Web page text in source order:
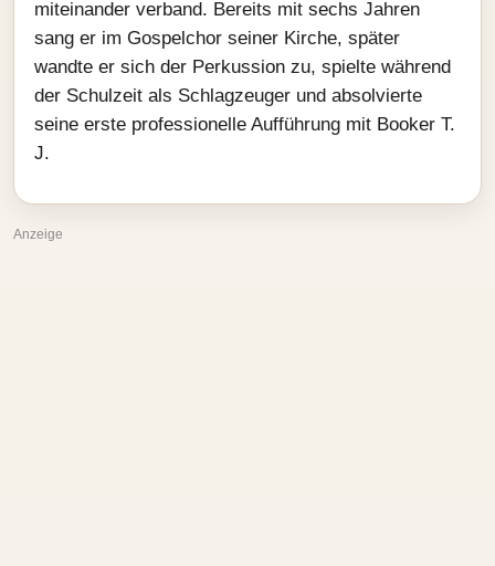
miteinander verband. Bereits mit sechs Jahren
sang er im Gospelchor seiner Kirche, später
wandte er sich der Perkussion zu, spielte während
der Schulzeit als Schlagzeuger und absolvierte
seine erste professionelle Aufführung mit Booker T.
J.
Anzeige